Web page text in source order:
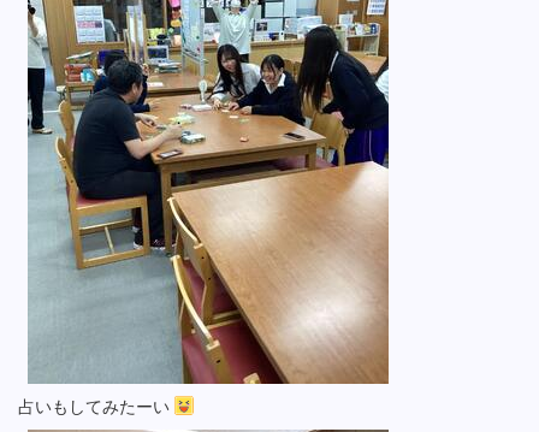
占いもしてみたーい